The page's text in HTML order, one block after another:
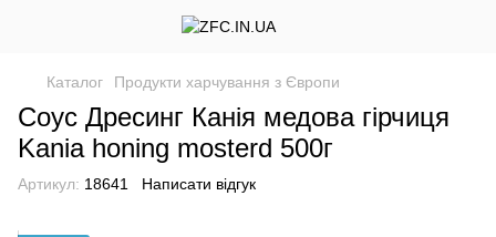
Каталог Продукти харчування з Європи
Соус Дресинг Канія медова гірчиця
Kania honing mosterd 500г
Артикул: 18641 Написати відгук